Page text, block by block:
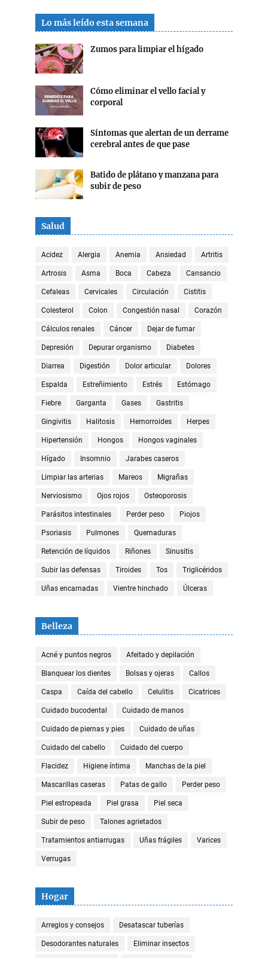
Lo más leído esta semana
Zumos para limpiar el hígado
Cómo eliminar el vello facial y
corporal
Síntomas que alertan de un derrame
cerebral antes de que pase
Batido de plátano y manzana para
subir de peso
Salud
Acidez Alergia Anemia Ansiedad Artritis
Artrosis Asma Boca Cabeza Cansancio
Cefaleas Cervicales Circulación Cistitis
Colesterol Colon Congestión nasal Corazón
Cálculos renales Cáncer Dejar de fumar
Depresión Depurar organismo Diabetes
Diarrea Digestión Dolor articular Dolores
Espalda Estreñimiento Estrés Estómago
Fiebre Garganta Gases Gastritis
Gingivitis Halitosis Hemorroides Herpes
Hipertensión Hongos Hongos vaginales
Hígado Insomnio Jarabes caseros
Limpiar las arterias Mareos Migrañas
Nerviosismo Ojos rojos Osteoporosis
Parásitos intestinales Perder peso Piojos
Psoriasis Pulmones Quemaduras
Retención de líquidos Riñones Sinusitis
Subir las defensas Tiroides Tos Triglicéridos
Uñas encarnadas Vientre hinchado Úlceras
Belleza
Acné y puntos negros Afeitado y depilación
Blanquear los dientes Bolsas y ojeras Callos
Caspa Caída del cabello Celulitis Cicatrices
Cuidado bucodental Cuidado de manos
Cuidado de piernas y pies Cuidado de uñas
Cuidado del cabello Cuidado del cuerpo
Flacidez Higiene íntima Manchas de la piel
Mascarillas caseras Patas de gallo Perder peso
Piel estropeada Piel grasa Piel seca
Subir de peso Talones agrietados
Tratamientos antiarrugas Uñas frágiles Varices
Verrugas
Hogar
Arreglos y consejos Desatascar tuberías
Desodorantes naturales Eliminar insectos